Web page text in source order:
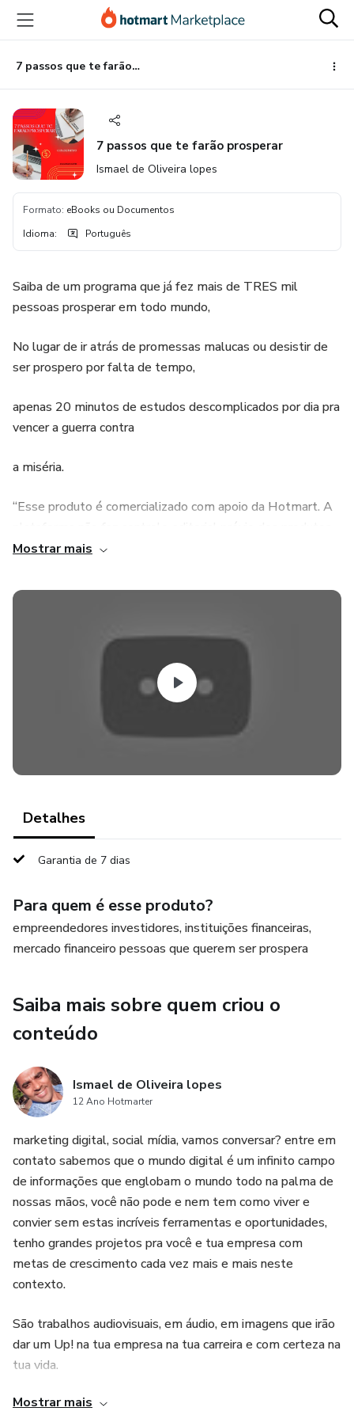
para
conteúdo
principal
para
pagamento
para
rodapé
7 passos que te farão prosperar
7 passos que te farão prosperar
Ismael de Oliveira lopes
Formato: eBooks ou Documentos
Idioma: Português
Saiba de um programa que já fez mais de TRES mil
pessoas prosperar em todo mundo,
No lugar de ir atrás de promessas malucas ou desistir de
ser prospero por falta de tempo,
apenas 20 minutos de estudos descomplicados por dia pra
vencer a guerra contra
a miséria.
“Esse produto é comercializado com apoio da Hotmart. A
comercializados, nem avalia a tecnicidade e experiência
sua aquisição, por meio da plataforma, não podem ser
comprador declara estar ciente dessas informações.
Mostrar mais
Detalhes
Garantia de 7 dias
Para quem é esse produto?
empreendedores investidores, instituições financeiras,
mercado financeiro pessoas que querem ser prospera
Saiba mais sobre quem criou o
conteúdo
Ismael de Oliveira lopes
12 Ano Hotmarter
marketing digital, social mídia, vamos conversar? entre em
contato sabemos que o mundo digital é um infinito campo
de informações que englobam o mundo todo na palma de
nossas mãos, você não pode e nem tem como viver e
convier sem estas incríveis ferramentas e oportunidades,
tenho grandes projetos pra você e tua empresa com
metas de crescimento cada vez mais e mais neste
contexto.
São trabalhos audiovisuais, em áudio, em imagens que irão
dar um Up! na tua empresa na tua carreira e com certeza na
tua vida.
Já sabemos "quem não é visto não é lembrado, " e
Mostrar mais